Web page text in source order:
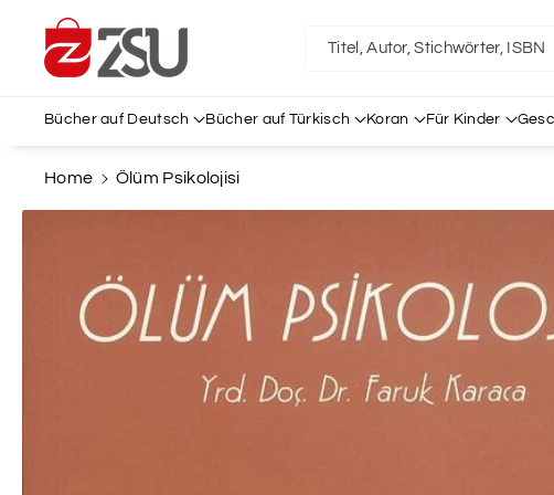
Titel, Autor, Stichwörter, ISBN
Bücher auf Deutsch Bücher auf Türkisch Koran Für Kinder
Home
Ölüm Psikolojisi